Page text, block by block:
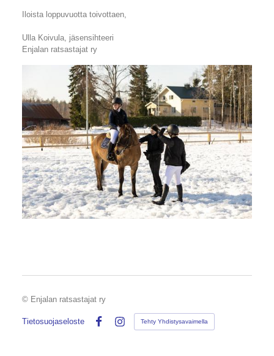
Iloista loppuvuotta toivottaen,
Ulla Koivula, jäsensihteeri
Enjalan ratsastajat ry
© Enjalan ratsastajat ry
Tietosuojaseloste
Instagram
Tehty Yhdistysavaimella